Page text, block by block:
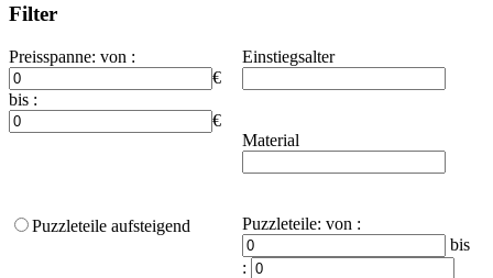
Filter
Preisspanne: von :
€
bis :
€
Einstiegsalter
Material
Puzzleteile aufsteigend Puzzleteile: von :
bis
: